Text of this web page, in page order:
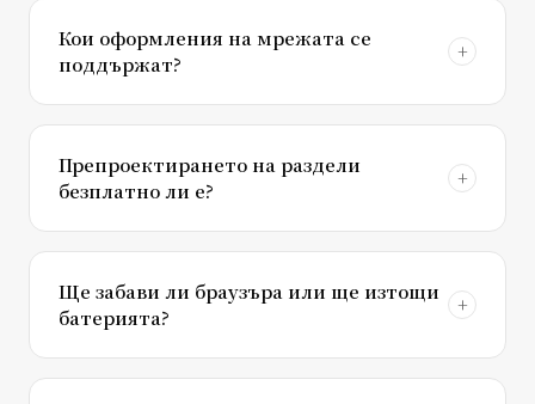
Кои оформления на мрежата се
поддържат?
Препроектирането на раздели
безплатно ли е?
Ще забави ли браузъра или ще изтощи
батерията?